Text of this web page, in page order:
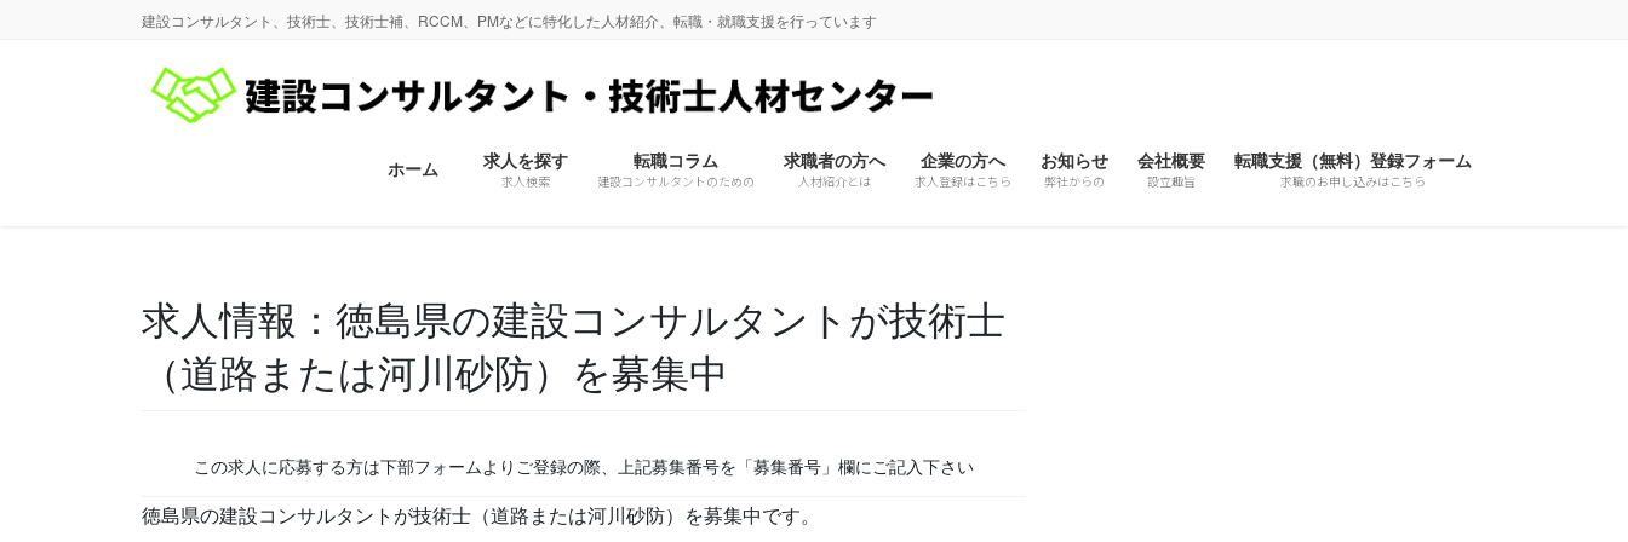
建設コンサルタント、技術士、技術士補、RCCM、PMなどに特化した人材紹介、転職・就職支援を行っています
ホーム 求人を探す
求人検索
転職コラム
建設コンサルタントのための
求職者の方へ
人材紹介とは
企業の方へ
求人登録はこちら
お知らせ
弊社からの
会社概要
設立趣旨
転職支援（無料）登録フォーム
求職のお申し込みはこちら
求人情報：徳島県の建設コンサルタントが技術士
（道路または河川砂防）を募集中
この求人に応募する方は下部フォームよりご登録の際、上記募集番号を「募集番号」欄にご記入下さい
徳島県の建設コンサルタントが技術士（道路または河川砂防）を募集中です。